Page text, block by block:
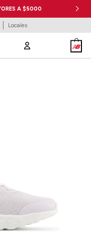
A $5000
Locales